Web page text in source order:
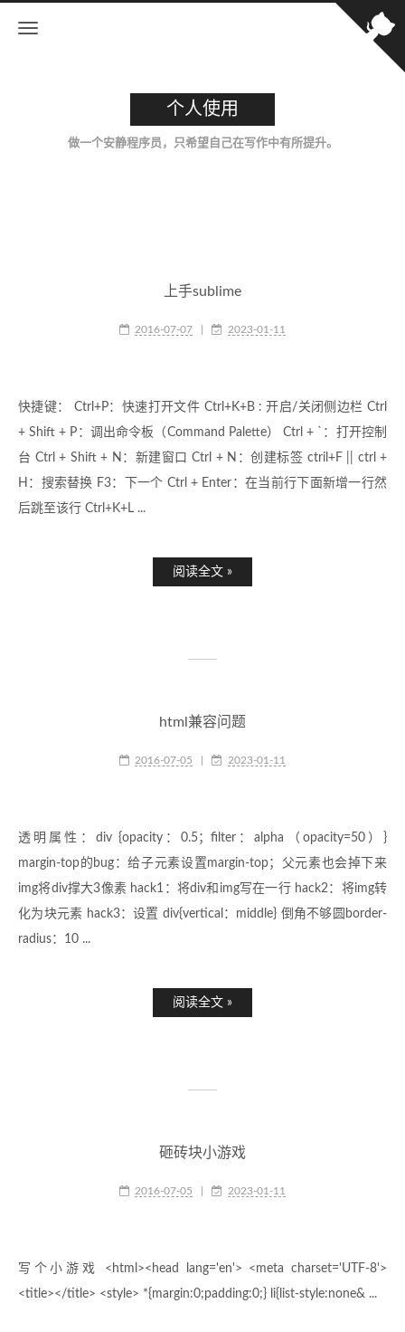
个人使用
做一个安静程序员，只希望自己在写作中有所提升。
上手sublime
2016-07-07 2023-01-11
快捷键： Ctrl+P：快速打开文件 Ctrl+K+B : 开启/关闭侧边栏 Ctrl
+ Shift + P：调出命令板（Command Palette） Ctrl + `：打开控制
台 Ctrl + Shift + N：新建窗口 Ctrl + N：创建标签 ctril+F || ctrl +
H：搜索替换 F3：下一个 Ctrl + Enter：在当前行下面新增一行然
后跳至该行 Ctrl+K+L ...
阅读全文 »
html兼容问题
2016-07-05 2023-01-11
透明属性：div {opacity：0.5；filter：alpha（opacity=50）}
margin-top的bug：给子元素设置margin-top；父元素也会掉下来
img将div撑大3像素 hack1：将div和img写在一行 hack2：将img转
化为块元素 hack3：设置 div{vertical：middle} 倒角不够圆border-
radius：10 ...
阅读全文 »
砸砖块小游戏
2016-07-05 2023-01-11
写个小游戏 <html><head lang='en'> <meta charset='UTF-8'>
<title></title> <style> *{margin:0;padding:0;} li{list-style:none& ...